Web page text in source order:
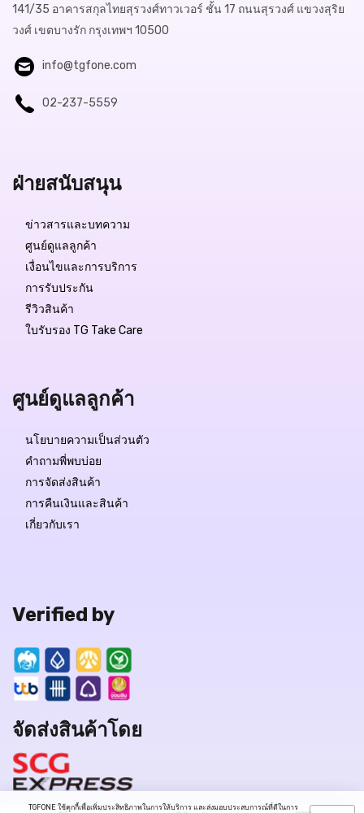
141/35 อาคารสกุลไทยสุรวงศ์ทาวเวอร์ ชั้น 17 ถนนสุรวงศ์ แขวงสุริย
วงศ์ เขตบางรัก กรุงเทพฯ 10500
info@tgfone.com
02-237-5559
ฝ่ายสนับสนุน
ข่าวสารและบทความ
ศูนย์ดูแลลูกค้า
เงื่อนไขและการบริการ
การรับประกัน
รีวิวสินค้า
ใบรับรอง TG Take Care
ศูนย์ดูแลลูกค้า
นโยบายความเป็นส่วนตัว
คำถามพี่พบบ่อย
การจัดส่งสินค้า
การคืนเงินและสินค้า
เกี่ยวกับเรา
Verified by
จัดส่งสินค้าโดย
TGFONE ใช้คุกกี้เพื่อเพิ่มประสิทธิภาพในการให้บริการ และส่งมอบประสบการณ์ที่ดีในการ